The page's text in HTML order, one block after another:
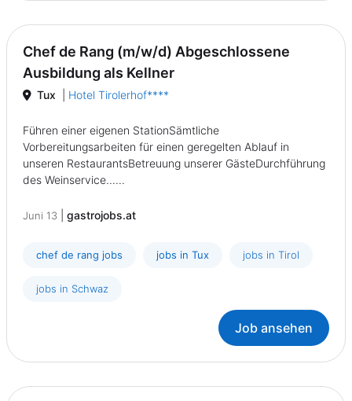
Chef de Rang (m/w/d) Abgeschlossene
Ausbildung als Kellner
Tux Hotel Tirolerhof****
Führen einer eigenen StationSämtliche
Vorbereitungsarbeiten für einen geregelten Ablauf in
unseren RestaurantsBetreuung unserer GästeDurchführung
des Weinservice......
Juni 13 gastrojobs.at
chef de rang jobs jobs in Tux jobs in Tirol
jobs in Schwaz
Job ansehen